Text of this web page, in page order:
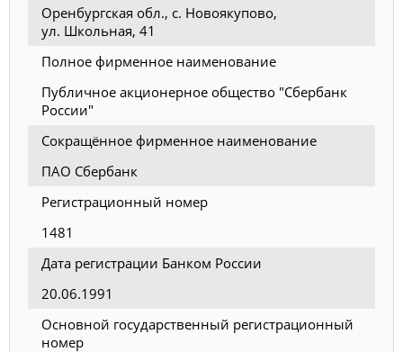
Оренбургская обл., с. Новоякупово,
ул. Школьная, 41
Полное фирменное наименование
Публичное акционерное общество "Сбербанк
России"
Сокращённое фирменное наименование
ПАО Сбербанк
Регистрационный номер
1481
Дата регистрации Банком России
20.06.1991
Основной государственный регистрационный
номер